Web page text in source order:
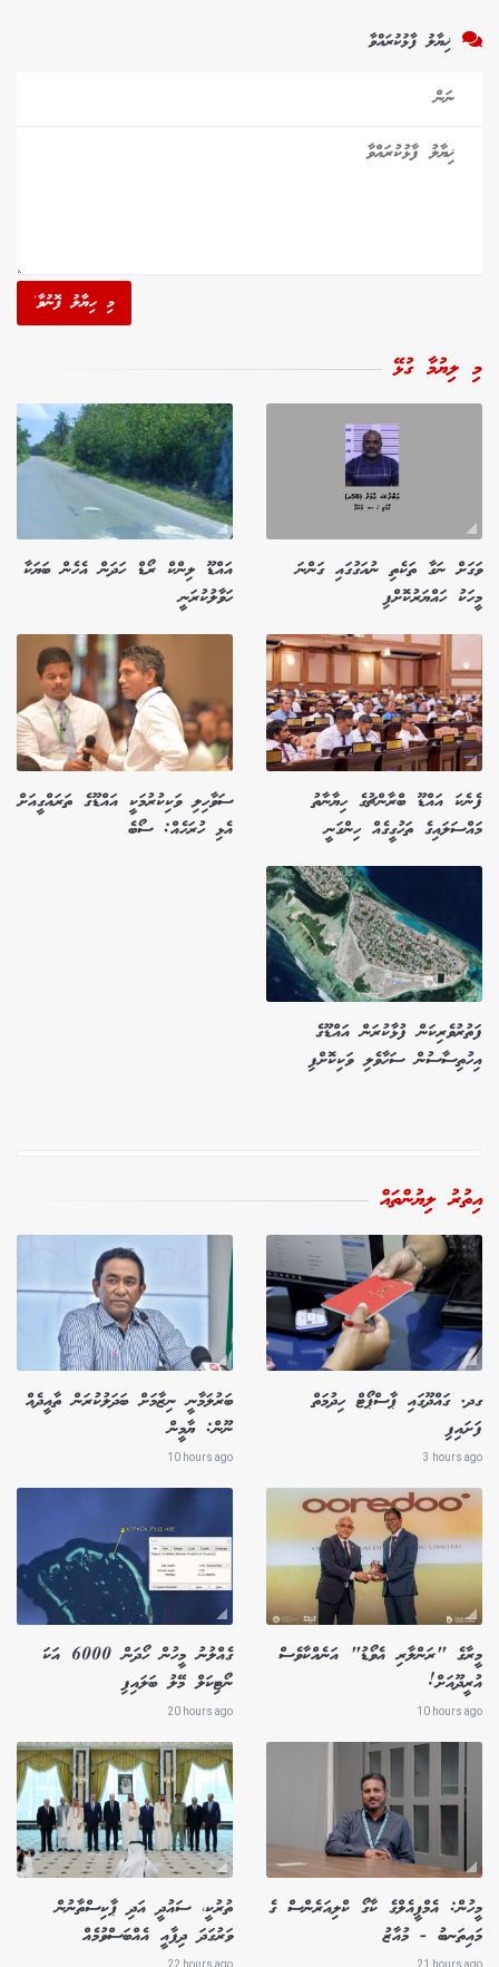
ޚިޔާލު ފާޅުކުރައްވާ
މި ހިޔާލު ފޮނުވާ'
މި ލިޔުމާ ގުޅޭ
ވަގަށް ނަގާ ތަކެތި ނުއަގުގައި ގަންނަ
މީހަކު ހައްޔަރުކޮށްފި
އައްޑޫ ލިންކް ރޯޑް ހަދަން އެހެން ބަޔަކާ
ހަވާލުކުރަނީ
ފެނެކަ އައްޑޫ ބްރާންޗުގެ ހިޔާނާތު
މައްސަލައިގެ ތަހުގީގެއް ހިންގަނީ
ސަވާހިލި ވަކިކުރުމަކީ އައްޑޫގެ ތަރައްގީއަށް
އެޅި ހުރަހެއް: ސޯބެ
ފަތުރުވެރިކަން ފުޅާކުރަން އައްޑޫގެ
އިހުތިސާސުން ސަހާވެލި ވަކިކޮށްފި
އިތުރު ލިޔުންތައް
ގދ. ގައްދޫގައި ޕާސްޕޯޓް ހިދުމަތް
ފަށައިފި
3 hours ago
ބަރުލަމާނީ ނިޒާމަށް ބަދަލުކުރަން ތާއީދެއް
ނޫން: ޔާމީން
10 hours ago
މީރާގެ "ރަންލާރި އެވޯޑު" އަނެއްކާވެސް
އުރީދޫއަށް!
10 hours ago
ގެއްލުނު މީހުން ހޯދަން 6000 އަކަ
ނޯޓިކަލް މޭލު ބަލައިފި
20 hours ago
މީހުން: އެމްޕީއެލްގެ ކާގޯ ކްލިއަރެންސް ގެ
މައިތަނބު - މުއާޒު
21 hours ago
ތުރުކީ، ސައުދީ އަދި ޕާކިސްތާނުން
ވަރުގަދަ ދިފާއީ އެއްބަސްވުމެއް
22 hours ago